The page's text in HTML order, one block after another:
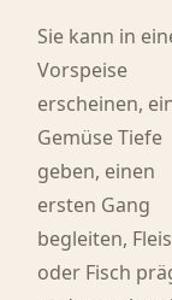
Sie kann in
Vorspeise
erscheinen,
Gemüse Tiefe
geben, einen
ersten Gang
begleiten,
oder Fisch